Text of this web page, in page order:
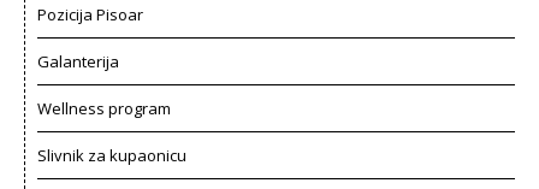
Pozicija Pisoar
Galanterija
Wellness program
Slivnik za kupaonicu